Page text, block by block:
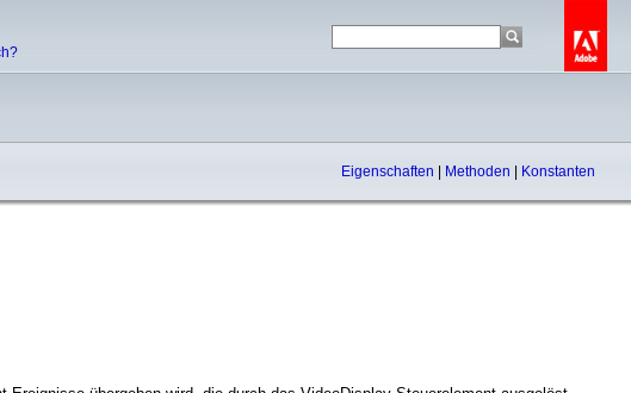
Eigenschaften Methoden Konstanten